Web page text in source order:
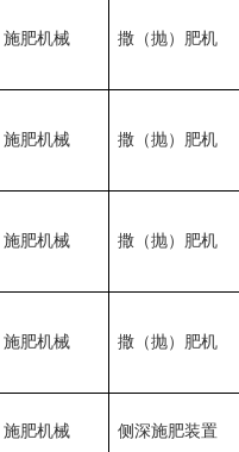
施肥机械 撒（抛）肥机
施肥机械 撒（抛）肥机
施肥机械 撒（抛）肥机
施肥机械 撒（抛）肥机
施肥机械 侧深施肥装置